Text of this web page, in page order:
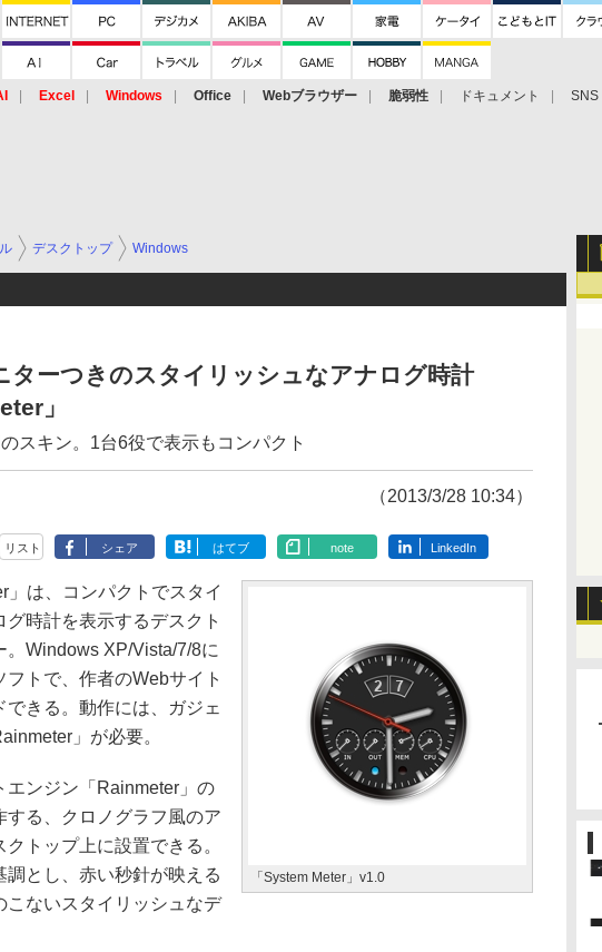
Excel Windows Office Webブラウザー 脆弱性 ドキュメント SNS
デスクトップ Windows
ターつきのスタイリッシュなアナログ時計
」
のスキン。1台6役で表示もコンパクト
（2013/3/28 10:34）
リスト シェア はてブ note LinkedIn
「System Meter」v1.0
は、コンパクトでスタイ
グ時計を表示するデスクト
。Windows XP/Vista/7/8に
フトで、作者のWebサイト
できる。動作には、ガジェ
」が必要。
ンジン「Rainmeter」の
する、クロノグラフ風のア
トップ上に設置できる。
調とし、赤い秒針が映える
こないスタイリッシュなデ